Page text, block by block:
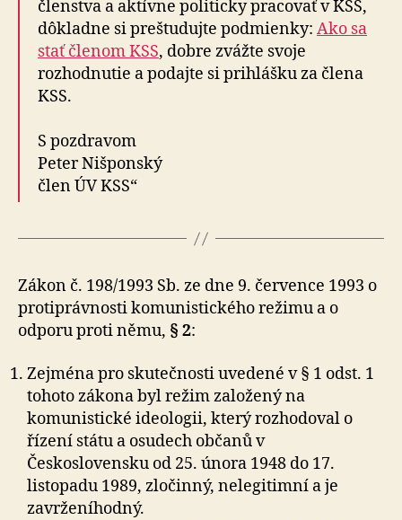
členstva a aktívne politicky pracovať v KSS,
dôkladne si preštudujte podmienky: Ako sa
stať členom KSS, dobre zvážte svoje
rozhodnutie a podajte si prihlášku za člena
KSS.
S pozdravom
Peter Nišponský
člen ÚV KSS“
Zákon č. 198/1993 Sb. ze dne 9. července 1993 o
protiprávnosti komunistického režimu a o
odporu proti němu, § 2:
Zejména pro skutečnosti uvedené v § 1 odst. 1
tohoto zákona byl režim založený na
komunistické ideologii, který rozhodoval o
řízení státu a osudech občanů v
Československu od 25. února 1948 do 17.
listopadu 1989, zločinný, nelegitimní a je
zavrženíhodný.